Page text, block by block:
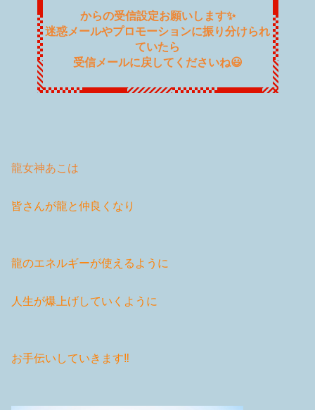
からの受信設定お願いします✨
迷惑メールやプロモーションに振り分けられ
ていたら
受信メールに戻してくださいね😃
龍女神あこは
皆さんが龍と仲良くなり
龍のエネルギーが使えるように
人生が爆上げしていくように
お手伝いしていきます‼️